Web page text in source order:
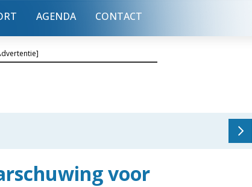
AGENDA CONTACT
voor